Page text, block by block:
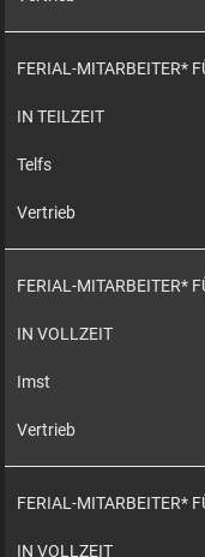
FERIAL-MITARBEITER*
IN TEILZEIT
Telfs
Vertrieb
FERIAL-MITARBEITER*
IN VOLLZEIT
Imst
Vertrieb
FERIAL-MITARBEITER*
IN VOLLZEIT